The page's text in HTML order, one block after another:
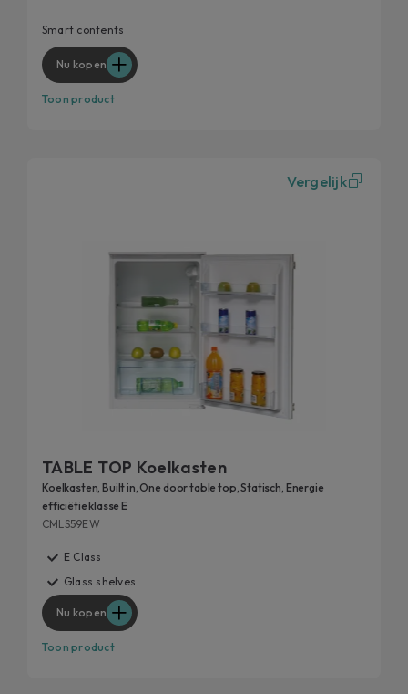
Kitchen Design Fit
Circle Fresh
Smart contents
Nu kopen
Toon product
Vergelijk
TABLE TOP Koelkasten
Koelkasten, Built in, One door table top, Statisch, Energie
efficiëtie klasse E
CMLS59EW
E Class
Glass shelves
Nu kopen
Toon product